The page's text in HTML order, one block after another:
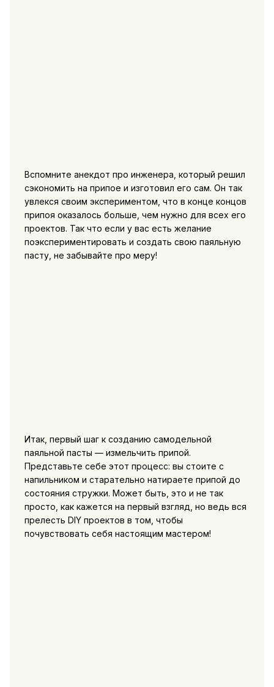
Вспомните анекдот про инженера, который решил
сэкономить на припое и изготовил его сам. Он так
увлекся своим экспериментом, что в конце концов
припоя оказалось больше, чем нужно для всех его
проектов. Так что если у вас есть желание
поэкспериментировать и создать свою паяльную
пасту, не забывайте про меру!
Итак, первый шаг к созданию самодельной
паяльной пасты — измельчить припой.
Представьте себе этот процесс: вы стоите с
напильником и старательно натираете припой до
состояния стружки. Может быть, это и не так
просто, как кажется на первый взгляд, но ведь вся
прелесть DIY проектов в том, чтобы
почувствовать себя настоящим мастером!